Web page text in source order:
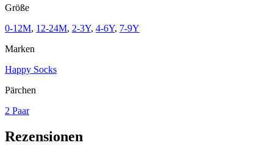
Größe
0-12M, 12-24M, 2-3Y, 4-6Y, 7-9Y
Marken
Happy Socks
Pärchen
2 Paar
Rezensionen